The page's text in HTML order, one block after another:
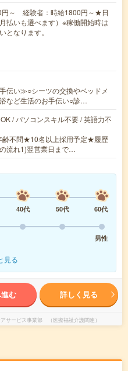
円～ 経験者：時給1800円～★日
払いも選べます）※稼働開始時は
となります。
伝い≫○シーツの交換やベッドメ
など生活のお手伝い○診…
/ パソコンスキル不要 / 英語力不
不問★10名以上採用予定★履歴
流れ1)翌営業日まで…
40代 50代
60代
男性
見る
む 詳しく見る
サービス事業部 （医療福祉介護関連）